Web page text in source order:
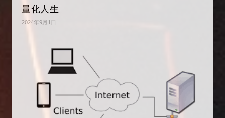
量化人生
2024年9月1日